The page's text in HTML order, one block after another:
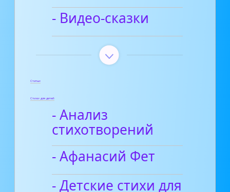
- Видео-сказки
Статьи
Стихи для детей
- Анализ
стихотворений
- Афанасий Фет
- Детские стихи для